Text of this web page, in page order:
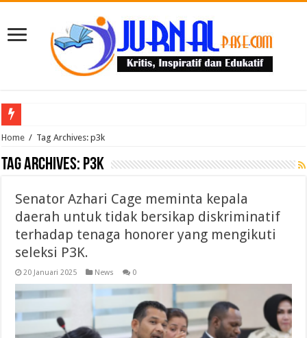
Puluhan Guru Berkumpul di TPN XIII Aceh Utara, Kacabdin Tekankan Cetak
Home / Tag Archives: p3k
Tag Archives: p3k
Senator Azhari Cage meminta kepala
daerah untuk tidak bersikap diskriminatif
terhadap tenaga honorer yang mengikuti
seleksi P3K.
20 Januari 2025 News 0